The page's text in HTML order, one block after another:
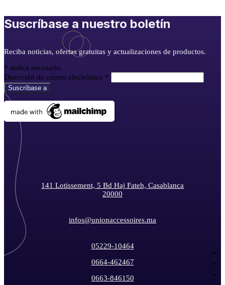
Suscríbase a nuestro boletín
Reciba noticias, ofertas gratuitas y actualizaciones de productos.
* indica necesario
Dirección de correo electrónico *
141 Lotissement, 5 Bd Haj Fateh, Casablanca
20000
infos@unionaccessoires.ma
05229-10464
0664-462467
0663-846150